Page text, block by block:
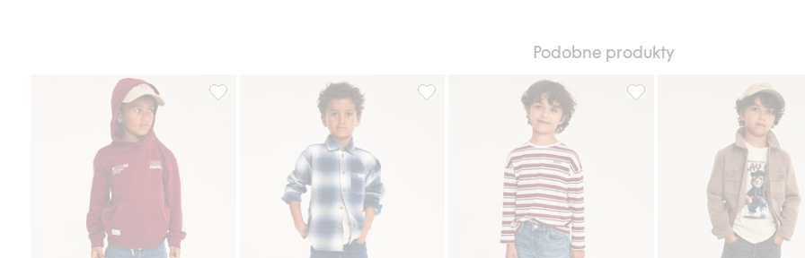
Podobne produkty
Dżinsy relaxed jogger denim, Dodaj do listy ulubioneStraight jeans jogger denim, Dodaj do listy ulubione
Relaxed jeans, Dodaj do listy